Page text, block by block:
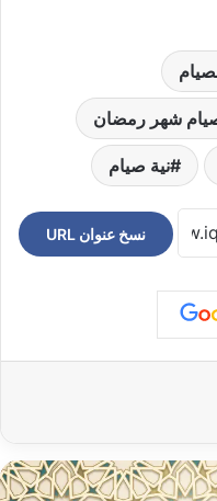
شهر رمضان
نية صيام
نسخ عنوان URL